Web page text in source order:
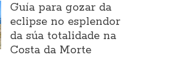
Guía para gozar da
eclipse no esplendor
da súa totalidade na
Costa da Morte